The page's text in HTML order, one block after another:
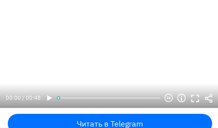
00:00 / 00:48
Читать в Telegram